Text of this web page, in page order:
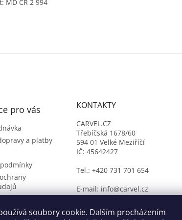
soubory cookie. Dalším procházením
MD ČR 2 994
pro vás
a platby
KONTAKTY
CARVEL.CZ
Třebíčská 1678/60
594 01 Velké Meziříčí
IČ: 45642427
Tel.: +420 731 701 654
E-mail: info@carvel.cz